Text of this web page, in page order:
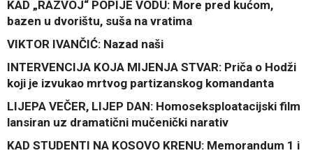
KAD „RAZVOJ“ POPIJE VODU: More pred kućom,
bazen u dvorištu, suša na vratima
VIKTOR IVANČIĆ: Nazad naši
INTERVENCIJA KOJA MIJENJA STVAR: Priča o Hodži
koji je izvukao mrtvog partizanskog komandanta
LIJEPA VEČER, LIJEP DAN: Homoseksploatacijski film
lansiran uz dramatični mučenički narativ
KAD STUDENTI NA KOSOVO KRENU: Memorandum 1 i